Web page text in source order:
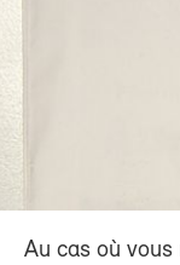
Au cas où